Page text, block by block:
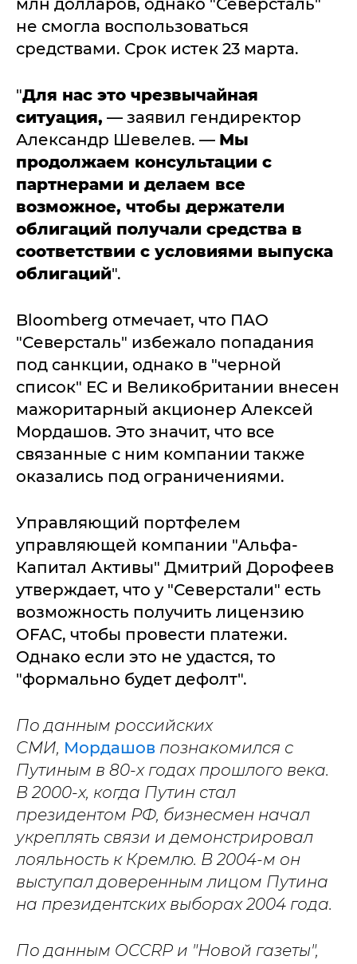
млн долларов, однако "Северсталь"
не смогла воспользоваться
средствами. Срок истек 23 марта.
"Для нас это чрезвычайная
ситуация, — заявил гендиректор
Александр Шевелев. — Мы
продолжаем консультации с
партнерами и делаем все
возможное, чтобы держатели
облигаций получали средства в
соответствии с условиями выпуска
облигаций".
Bloomberg отмечает, что ПАО
"Северсталь" избежало попадания
под санкции, однако в "черной
список" ЕС и Великобритании внесен
мажоритарный акционер Алексей
Мордашов. Это значит, что все
связанные с ним компании также
оказались под ограничениями.
Управляющий портфелем
управляющей компании "Альфа-
Капитал Активы" Дмитрий Дорофеев
утверждает, что у "Северстали" есть
возможность получить лицензию
OFAC, чтобы провести платежи.
Однако если это не удастся, то
"формально будет дефолт".
По данным российских
СМИ, Мордашов познакомился с
Путиным в 80-х годах прошлого века.
В 2000-х, когда Путин стал
президентом РФ, бизнесмен начал
укреплять связи и демонстрировал
лояльность к Кремлю. В 2004-м он
выступал доверенным лицом Путина
на президентских выборах 2004 года.
По данным OCCRP и "Новой газеты",